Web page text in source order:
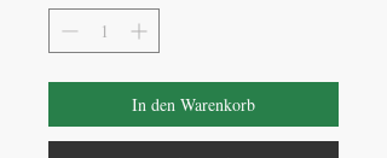
In den Warenkorb